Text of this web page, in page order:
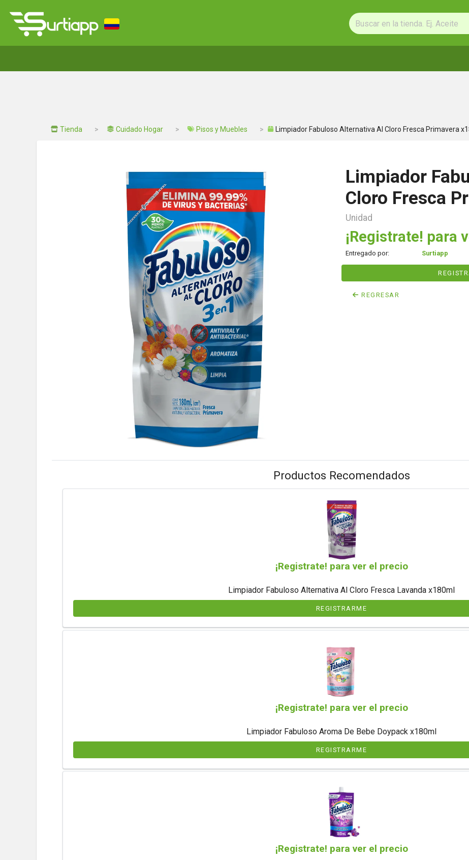
Tienda Cuidado Hogar Pisos y Muebles Limpiador Fabuloso Alternativa Al Cloro Fresca Primavera
Limpiador
Cloro Fresca
Unidad
¡Registrate! para
Entregado por: Surtiapp
REGRESAR
Productos Recomendados
¡Registrate! para ver el precio
Limpiador Fabuloso Alternativa Al Cloro Fresca Lavanda x180ml
REGISTRARME
¡Registrate! para ver el precio
Limpiador Fabuloso Aroma De Bebe Doypack x180ml
REGISTRARME
¡Registrate! para ver el precio